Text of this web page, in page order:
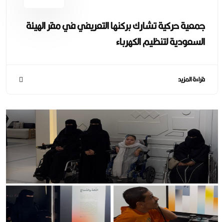
جمعية حركية تشارك بركنها التعريفي في مقر الهيئة
السعودية لتنظيم الكهرباء
قراءة المزيد